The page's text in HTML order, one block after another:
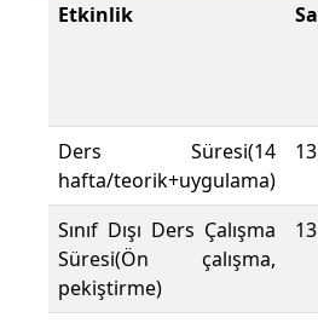
Etkinlik
Ders Süresi(14
hafta/teorik+uygulama)
13
Sınıf Dışı Ders Çalışma
Süresi(Ön çalışma,
pekiştirme)
13